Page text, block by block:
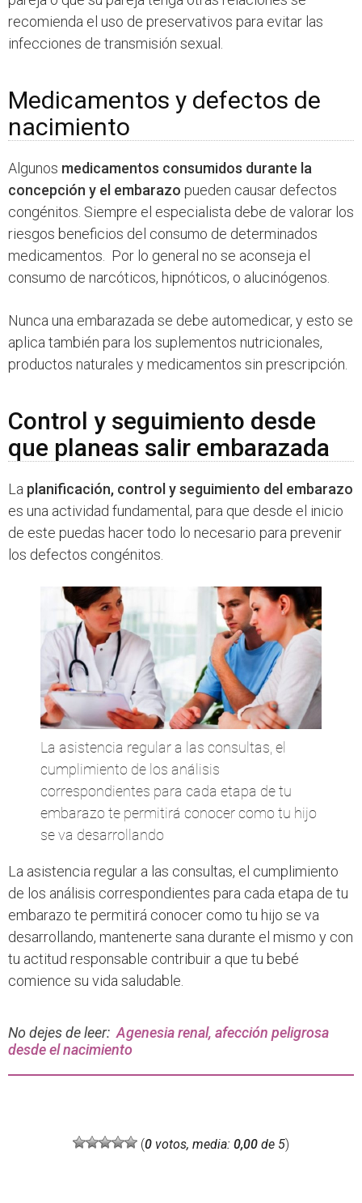
recomienda el uso de preservativos para evitar las
infecciones de transmisión sexual.
Medicamentos y defectos de
nacimiento
Algunos medicamentos consumidos durante la
concepción y el embarazo pueden causar defectos
congénitos. Siempre el especialista debe de valorar los
riesgos beneficios del consumo de determinados
medicamentos. Por lo general no se aconseja el
consumo de narcóticos, hipnóticos, o alucinógenos.
Nunca una embarazada se debe automedicar, y esto se
aplica también para los suplementos nutricionales,
productos naturales y medicamentos sin prescripción.
Control y seguimiento desde
que planeas salir embarazada
La planificación, control y seguimiento del embarazo
es una actividad fundamental, para que desde el inicio
de este puedas hacer todo lo necesario para prevenir
los defectos congénitos.
La asistencia regular a las consultas, el
cumplimiento de los análisis
correspondientes para cada etapa de tu
embarazo te permitirá conocer como tu hijo
se va desarrollando
La asistencia regular a las consultas, el cumplimiento
de los análisis correspondientes para cada etapa de tu
embarazo te permitirá conocer como tu hijo se va
desarrollando, mantenerte sana durante el mismo y con
tu actitud responsable contribuir a que tu bebé
comience su vida saludable.
No dejes de leer: Agenesia renal, afección peligrosa
desde el nacimiento
(0 votos, media: 0,00 de 5)